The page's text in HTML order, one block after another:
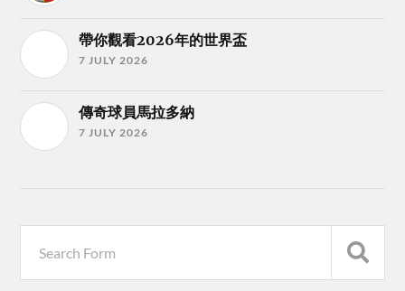
帶你觀看2026年的世界盃
7 JULY 2026
傳奇球員馬拉多納
7 JULY 2026